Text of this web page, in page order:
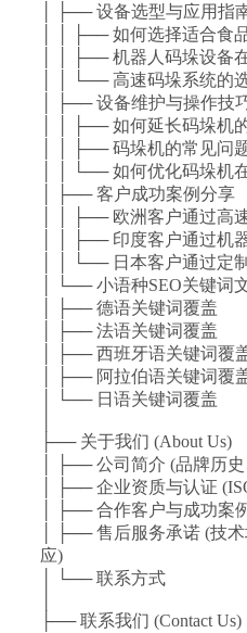
│ ├── 设备选型与应用指
│ │ ├── 如何选择适合食
│ │ ├── 机器人码垛设备
│ │ └── 高速码垛系统的
│ ├── 设备维护与操作技
│ │ ├── 如何延长码垛机
│ │ ├── 码垛机的常见问
│ │ └── 如何优化码垛机
│ ├── 客户成功案例分享
│ │ ├── 欧洲客户通过高
│ │ ├── 印度客户通过机
│ │ └── 日本客户通过定
│ └── 小语种SEO关键词
│ ├── 德语关键词覆盖
│ ├── 法语关键词覆盖
│ ├── 西班牙语关键词覆
│ ├── 阿拉伯语关键词覆
│ └── 日语关键词覆盖
├── 关于我们 (About Us)
│ ├── 公司简介 (品牌历
│ ├── 企业资质与认证
│ ├── 合作客户与成功案
│ ├── 售后服务承诺 (技
应)
│ └── 联系方式
├── 联系我们 (Contact Us)